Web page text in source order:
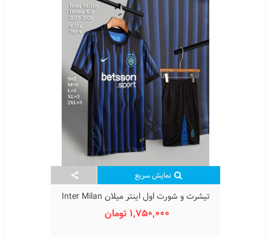
نمایش سریع
تیشرت و شورت اول اینتر میلان Inter Milan
Home Kit 2026
1,750,000 تومان